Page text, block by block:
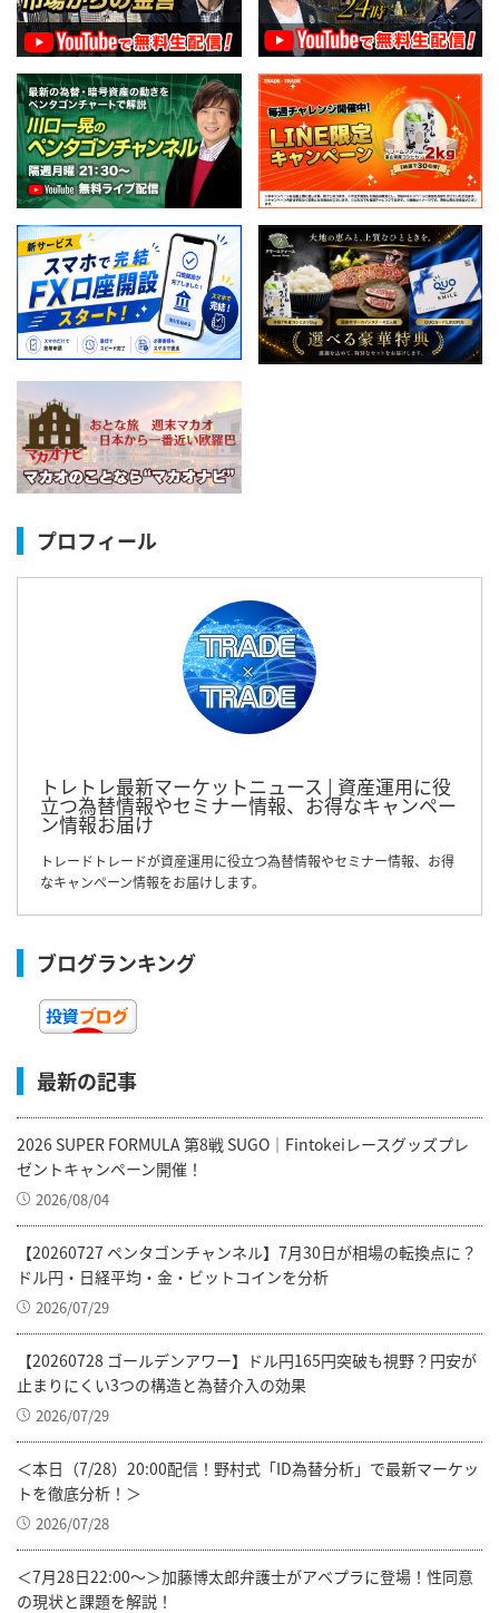
プロフィール
トレトレ最新マーケットニュース | 資産運用に役
立つ為替情報やセミナー情報、お得なキャンペー
ン情報お届け
トレードトレードが資産運用に役立つ為替情報やセミナー情報、お得
なキャンペーン情報をお届けします。
ブログランキング
最新の記事
2026 SUPER FORMULA 第8戦 SUGO｜Fintokeiレースグッズプレ
ゼントキャンペーン開催！
2026/08/04
【20260727 ペンタゴンチャンネル】7月30日が相場の転換点に？
ドル円・日経平均・金・ビットコインを分析
2026/07/29
【20260728 ゴールデンアワー】ドル円165円突破も視野？円安が
止まりにくい3つの構造と為替介入の効果
2026/07/29
＜本日（7/28）20:00配信！野村式「ID為替分析」で最新マーケッ
トを徹底分析！＞
2026/07/28
＜7月28日22:00～＞加藤博太郎弁護士がアベプラに登場！性同意
の現状と課題を解説！